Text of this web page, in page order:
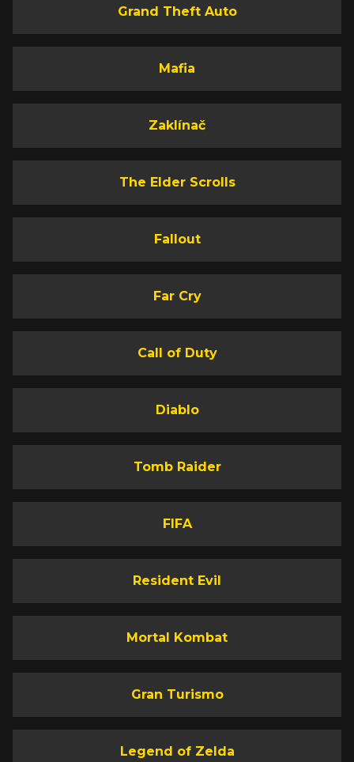
Grand Theft Auto
Mafia
Zaklínač
The Elder Scrolls
Fallout
Far Cry
Call of Duty
Diablo
Tomb Raider
FIFA
Resident Evil
Mortal Kombat
Gran Turismo
Legend of Zelda